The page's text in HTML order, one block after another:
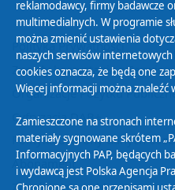
Polityka Prywatności
Zasady korzystania z Serwisu
Organizacje Pożytku
Cyfryzacja DAB+
Polityka ochrony danych
Abonament
Zamówienia publiczne
reklamodawcy, firmy badawcze
multimedialnych. W programie
można zmienić ustawienia
naszych serwisów
cookies oznacza, że będą one
Więcej informacji można znaleźć
Zamieszczone na stronach
materiały sygnowane skrótem
Informacyjnych PAP, będących
i wydawcą jest Polska Agencja